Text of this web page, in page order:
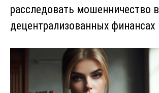
расследовать мошенничество в
децентрализованных финансах